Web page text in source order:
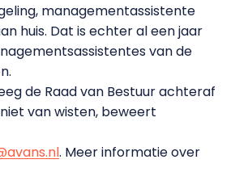
managementassistente
huis. Dat is echter al een jaar
van de
de Raad van Bestuur achteraf
van wisten, beweert
. Meer informatie over